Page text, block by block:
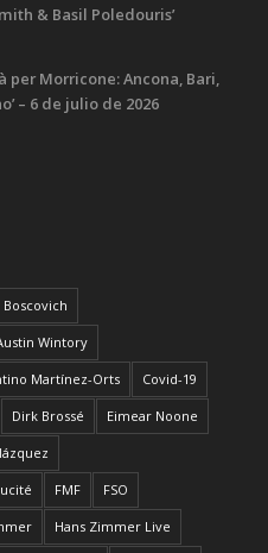
& Basil Poledouris’
per Morricone: Ancona, Bari,
– 6 de julio de 2026
Wintory
Martínez-Orts Covid-19
Dirk Brossé Eimear Noone
FMF FSO
Hans Zimmer Live